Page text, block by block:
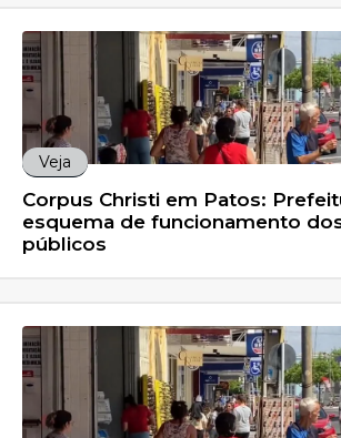
Veja
Corpus Christi em Patos:
esquema de funcionamento
públicos